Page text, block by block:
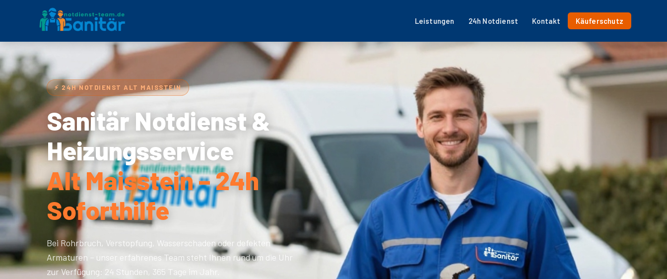
Leistungen 24h Notdienst Kontakt Käuferschutz
⚡ 24H NOTDIENST ALT MAISSTEIN
Sanitär Notdienst &
Heizungsservice
Alt Maisstein – 24h
Soforthilfe
Bei Rohrbruch, Verstopfung, Wasserschaden oder defekten
Armaturen – unser erfahrenes Team steht Ihnen rund um die Uhr
zur Verfügung: 24 Stunden, 365 Tage im Jahr.